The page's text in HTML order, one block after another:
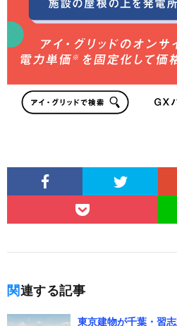
関連する記事
東京建物が千葉・習